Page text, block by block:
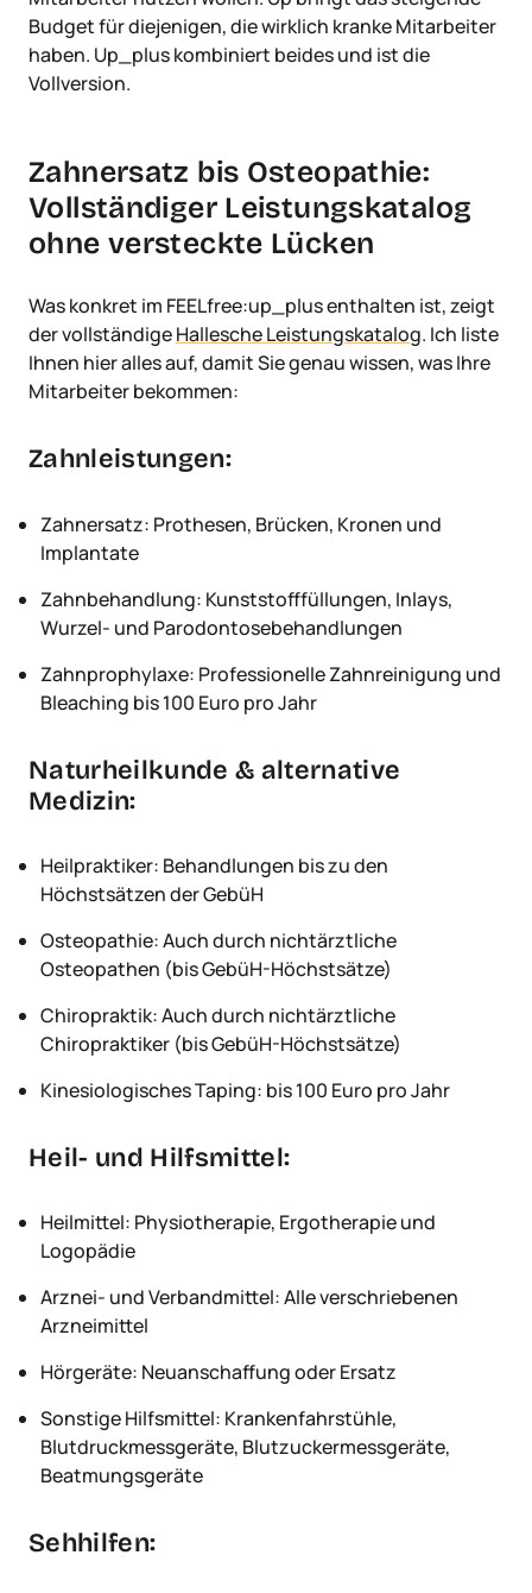
Budget für diejenigen, die wirklich kranke Mitarbeiter
haben. Up_plus kombiniert beides und ist die
Vollversion.
Zahnersatz bis Osteopathie:
Vollständiger Leistungskatalog
ohne versteckte Lücken
Was konkret im FEELfree:up_plus enthalten ist, zeigt
der vollständigeHallesche Leistungskatalog. Ich liste
Ihnen hier alles auf, damit Sie genau wissen, was Ihre
Mitarbeiter bekommen:
Zahnleistungen:
Zahnersatz: Prothesen, Brücken, Kronen und
Implantate
Zahnbehandlung: Kunststofffüllungen, Inlays,
Wurzel- und Parodontosebehandlungen
Zahnprophylaxe: Professionelle Zahnreinigung und
Bleaching bis 100 Euro pro Jahr
Naturheilkunde & alternative
Medizin:
Heilpraktiker: Behandlungen bis zu den
Höchstsätzen der GebüH
Osteopathie: Auch durch nichtärztliche
Osteopathen (bis GebüH-Höchstsätze)
Chiropraktik: Auch durch nichtärztliche
Chiropraktiker (bis GebüH-Höchstsätze)
Kinesiologisches Taping: bis 100 Euro pro Jahr
Heil- und Hilfsmittel:
Heilmittel: Physiotherapie, Ergotherapie und
Logopädie
Arznei- und Verbandmittel: Alle verschriebenen
Arzneimittel
Hörgeräte: Neuanschaffung oder Ersatz
Sonstige Hilfsmittel: Krankenfahrstühle,
Blutdruckmessgeräte, Blutzuckermessgeräte,
Beatmungsgeräte
Sehhilfen: